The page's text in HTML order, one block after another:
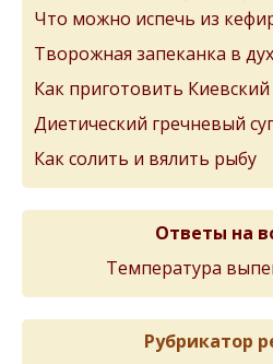
Что можно испечь из
Творожная запеканка в
Как приготовить
Диетический гречневый
Как солить и вялить рыбу
Ответы на
Температура
Рубрикатор